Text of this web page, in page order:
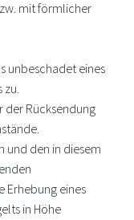
mit förmlicher
unbeschadet eines
zu.
der Rücksendung
und den in diesem
Erhebung eines
in Höhe